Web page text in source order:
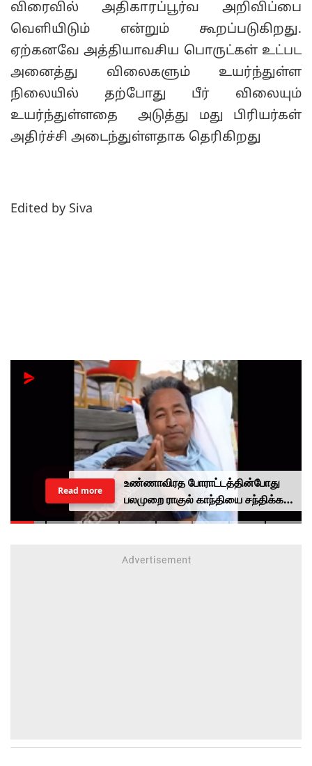
விரைவில் அதிகாரப்பூர்வ அறிவிப்பை
வெளியிடும் என்றும் கூறப்படுகிறது.
ஏற்கனவே அத்தியாவசிய பொருட்கள் உட்பட
அனைத்து விலைகளும் உயர்ந்துள்ள
நிலையில் தற்போது பீர் விலையும்
உயர்ந்துள்ளதை அடுத்து மது பிரியர்கள்
அதிர்ச்சி அடைந்துள்ளதாக தெரிகிறது
Edited by Siva
உண்ணாவிரத போராட்டத்தின்போது
பலமுறை ராகுல் காந்தியை சந்திக்க
முயன்றாரா சோனம் வாங்சுக்
Read more